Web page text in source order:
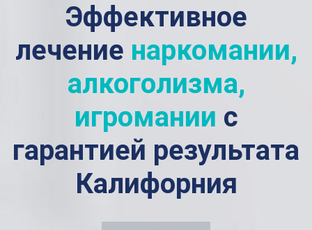
Эффективное
лечение наркомании,
алкоголизма,
игромании с
гарантией результата
Калифорния